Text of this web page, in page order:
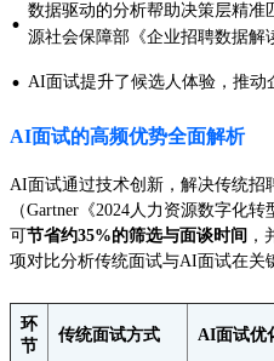
· 数据驱动的分析帮助决策层精准
源社会保障部《企业招聘数据解
· AI面试提升了候选人体验，推动
AI面试的高频优势全面解析
AI面试通过技术创新，解决传统招
（Gartner《2024人力资源数字化
可节省约35%的筛选与面谈时间 ，
项对比分析传统面试与AI面试在关
环
节
传统面试方式 AI面试优